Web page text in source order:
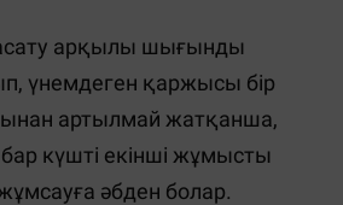
арқылы шығынды
үнемдеген қаржысы бір
артылмай жатқанша,
бар күшті екінші жұмысты
әбден болар.